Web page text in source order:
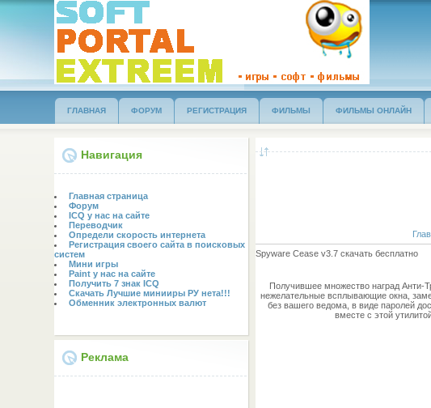
ГЛАВНАЯ ФОРУМ РЕГИСТРАЦИЯ ФИЛЬМЫ ФИЛЬМЫ ОНЛАЙН
Навигация
Главная страница
Форум
ICQ у нас на сайте
Переводчик
Определи скорость интернета
Регистрация своего сайта в поисковых
систем
Мини игры
Paint у нас на сайте
Получить 7 знак ICQ
Скачать Лучшие минииры РУ нета!!!
Обменник электронных валют
Реклама
Spyware Cease v3.7 скачать бесплатно
Получившее множество наград Анти-
нежелательные всплывающие окна,
без вашего ведома, в виде паролей
вместе с этой